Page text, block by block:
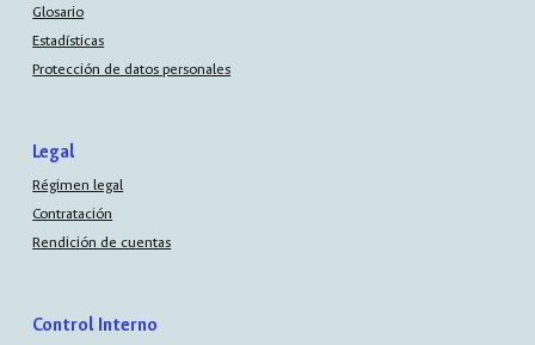
Glosario
Estadísticas
Protección de datos personales
Legal
Régimen legal
Contratación
Rendición de cuentas
Control Interno